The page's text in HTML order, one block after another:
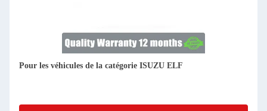
Pour les véhicules de la catégorie ISUZU ELF